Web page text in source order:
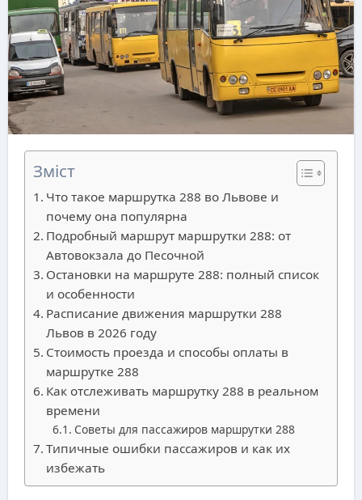
Зміст
Что такое маршрутка 288 во Львове и
почему она популярна
Подробный маршрут маршрутки 288: от
Автовокзала до Песочной
Остановки на маршруте 288: полный список
и особенности
Расписание движения маршрутки 288
Львов в 2026 году
Стоимость проезда и способы оплаты в
маршрутке 288
Как отслеживать маршрутку 288 в реальном
времени
Советы для пассажиров маршрутки 288
Типичные ошибки пассажиров и как их
избежать